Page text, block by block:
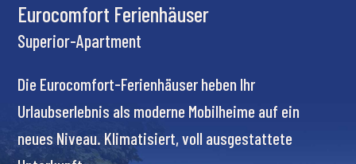
Preis
Carmen Comfort Ferienhäuser
Comfort-Ferienhaus
Geräumige Aufteilung, klimatisierte
grüne Umgebung erwarten Sie. Eine
Familien und Freundesgruppen.